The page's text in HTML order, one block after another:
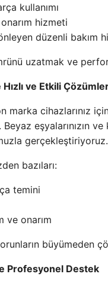
kullanımı
hizmeti
düzenli bakım
uzatmak ve
ve Etkili
marka cihazlarınız
eşyalarınızın
gerçekleştiriyoruz.
bazıları:
temini
ve onarım
Profesyonel Destek